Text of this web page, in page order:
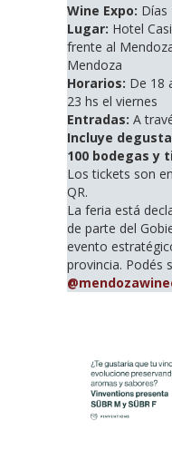
Wine Expo: Días
Lugar: Hotel
frente al
Mendoza
Horarios: De 18
23 hs el viernes
Entradas: A
Incluye
100 bodegas y
Los tickets son
QR.
La feria está
de parte del
evento
provincia. Podés